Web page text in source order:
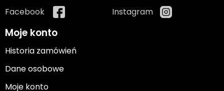
Facebook Instagram
Moje konto
Historia zamówień
Dane osobowe
Moje konto